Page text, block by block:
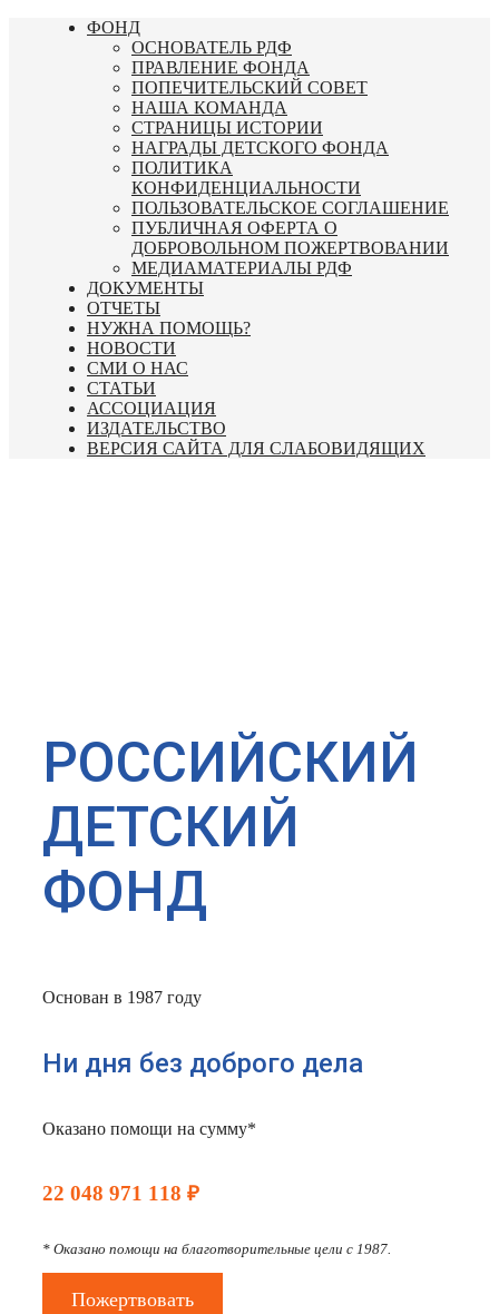
Перейти
ФОНД
ОСНОВАТЕЛЬ РДФ
ПРАВЛЕНИЕ ФОНДА
ПОПЕЧИТЕЛЬСКИЙ СОВЕТ
НАША КОМАНДА
СТРАНИЦЫ ИСТОРИИ
НАГРАДЫ ДЕТСКОГО ФОНДА
ПОЛИТИКА
КОНФИДЕНЦИАЛЬНОСТИ
ПОЛЬЗОВАТЕЛЬСКОЕ СОГЛАШЕНИЕ
ПУБЛИЧНАЯ ОФЕРТА О
ДОБРОВОЛЬНОМ ПОЖЕРТВОВАНИИ
МЕДИАМАТЕРИАЛЫ РДФ
ДОКУМЕНТЫ
ОТЧЕТЫ
НУЖНА ПОМОЩЬ?
НОВОСТИ
СМИ О НАС
СТАТЬИ
АССОЦИАЦИЯ
ИЗДАТЕЛЬСТВО
ВЕРСИЯ САЙТА ДЛЯ СЛАБОВИДЯЩИХ
РОССИЙСКИЙ
ДЕТСКИЙ
ФОНД
Основан в 1987 году
Ни дня без доброго дела
Оказано помощи на сумму*
22 048 971 118 ₽
* Оказано помощи на благотворительные цели с 1987.
Пожертвовать